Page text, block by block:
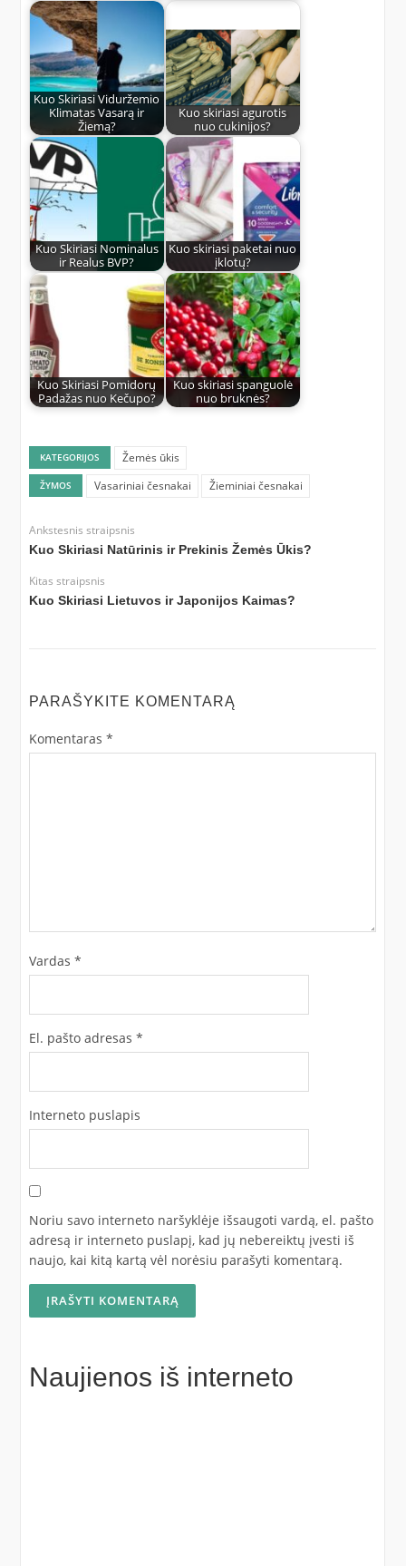
Kuo Skiriasi Viduržemio
Klimatas Vasarą ir
Žiemą?
Kuo skiriasi agurotis
nuo cukinijos?
Kuo Skiriasi Nominalus
ir Realus BVP?
Kuo skiriasi paketai nuo
įklotų?
Kuo Skiriasi Pomidorų
Padažas nuo Kečupo?
Kuo skiriasi spanguolė
nuo bruknės?
KATEGORIJOS Žemės ūkis
ŽYMOS Vasariniai česnakai Žieminiai česnakai
Ankstesnis straipsnis
Kuo Skiriasi Natūrinis ir Prekinis Žemės Ūkis?
Kitas straipsnis
Kuo Skiriasi Lietuvos ir Japonijos Kaimas?
PARAŠYKITE KOMENTARĄ
Komentaras *
Vardas *
El. pašto adresas *
Interneto puslapis
Noriu savo interneto naršyklėje išsaugoti vardą, el. pašto
adresą ir interneto puslapį, kad jų nebereiktų įvesti iš
naujo, kai kitą kartą vėl norėsiu parašyti komentarą.
Naujienos iš interneto